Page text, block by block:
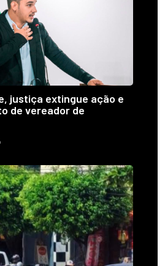
justiça extingue ação e
de vereador de